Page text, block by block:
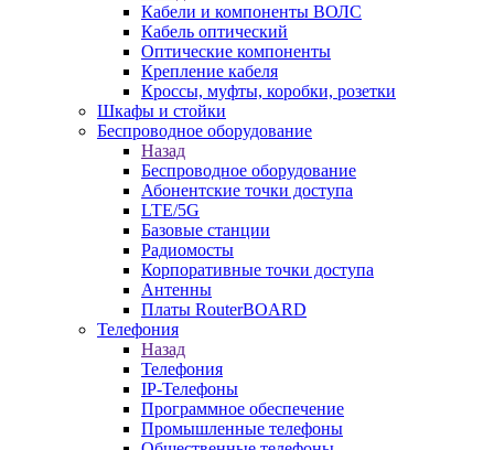
Кабели и компоненты ВОЛС
Кабель оптический
Оптические компоненты
Крепление кабеля
Кроссы, муфты, коробки, розетки
Шкафы и стойки
Беспроводное оборудование
Назад
Беспроводное оборудование
Абонентские точки доступа
LTE/5G
Базовые станции
Радиомосты
Корпоративные точки доступа
Антенны
Платы RouterBOARD
Телефония
Назад
Телефония
IP-Телефоны
Программное обеспечение
Промышленные телефоны